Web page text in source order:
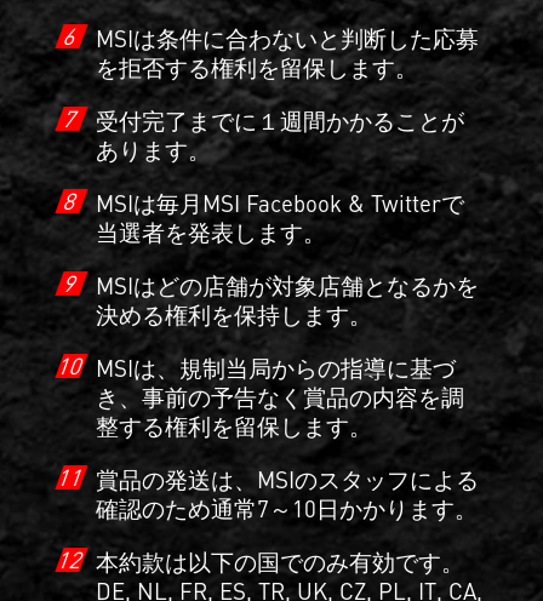
6 MSIは条件に合わないと判断した応募
を拒否する権利を留保します。
7 受付完了までに１週間かかることが
あります。
8 MSIは毎月MSI Facebook & Twitterで
当選者を発表します。
9 MSIはどの店舗が対象店舗となるかを
決める権利を保持します。
10 MSIは、規制当局からの指導に基づ
き、事前の予告なく賞品の内容を調
整する権利を留保します。
11 賞品の発送は、MSIのスタッフによる
確認のため通常7～10日かかります。
12 本約款は以下の国でのみ有効です。
DE, NL, FR, ES, TR, UK, CZ, PL, IT, CA,